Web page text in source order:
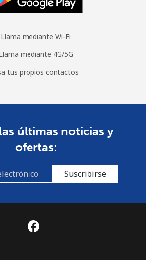
Llama mediante Wi-Fi
Llama mediante 4G/5G
tus propios contactos
últimas noticias y
ofertas:
Suscribirse